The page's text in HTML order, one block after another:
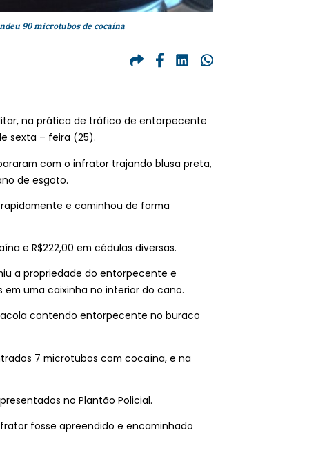
90 microtubos de cocaína
na prática de tráfico de entorpecente
sexta – feira (25).
com o infrator trajando blusa preta,
de esgoto.
e caminhou de forma
e R$222,00 em cédulas diversas.
a propriedade do entorpecente e
uma caixinha no interior do cano.
contendo entorpecente no buraco
7 microtubos com cocaína, e na
no Plantão Policial.
fosse apreendido e encaminhado